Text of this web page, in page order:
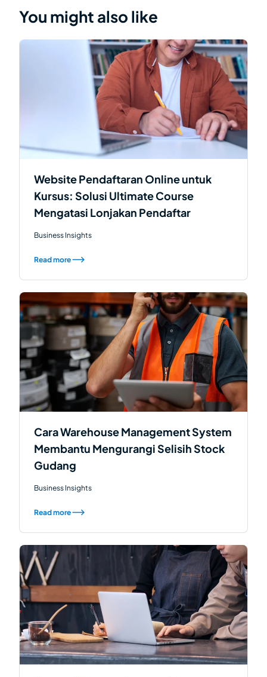
You might also like
Website Pendaftaran Online untuk
Kursus: Solusi Ultimate Course
Mengatasi Lonjakan Pendaftar
Business Insights
Read more
Cara Warehouse Management System
Membantu Mengurangi Selisih Stock
Gudang
Business Insights
Read more